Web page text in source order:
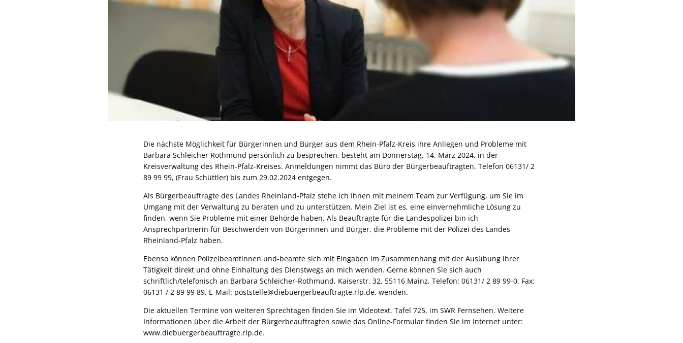
Die nächste Möglichkeit für Bürgerinnen und Bürger aus dem Rhein-Pfalz-Kreis ihre Anliegen und Probleme mit
Barbara Schleicher Rothmund persönlich zu besprechen, besteht am Donnerstag, 14. März 2024, in der
Kreisverwaltung des Rhein-Pfalz-Kreises. Anmeldungen nimmt das Büro der Bürgerbeauftragten, Telefon 06131/ 2
89 99 99, (Frau Schüttler) bis zum 29.02.2024 entgegen.
Als Bürgerbeauftragte des Landes Rheinland-Pfalz stehe ich Ihnen mit meinem Team zur Verfügung, um Sie im
Umgang mit der Verwaltung zu beraten und zu unterstützen. Mein Ziel ist es, eine einvernehmliche Lösung zu
finden, wenn Sie Probleme mit einer Behörde haben. Als Beauftragte für die Landespolizei bin ich
Ansprechpartnerin für Beschwerden von Bürgerinnen und Bürger, die Probleme mit der Polizei des Landes
Rheinland-Pfalz haben.
Ebenso können Polizeibeamtinnen und-beamte sich mit Eingaben im Zusammenhang mit der Ausübung ihrer
Tätigkeit direkt und ohne Einhaltung des Dienstwegs an mich wenden. Gerne können Sie sich auch
schriftlich/telefonisch an Barbara Schleicher-Rothmund, Kaiserstr. 32, 55116 Mainz, Telefon: 06131/ 2 89 99-0, Fax:
06131 / 2 89 99 89, E-Mail: poststelle@diebuergerbeauftragte.rlp.de, wenden.
Die aktuellen Termine von weiteren Sprechtagen finden Sie im Videotext, Tafel 725, im SWR Fernsehen. Weitere
Informationen über die Arbeit der Bürgerbeauftragten sowie das Online-Formular finden Sie im Internet unter:
www.diebuergerbeauftragte.rlp.de.